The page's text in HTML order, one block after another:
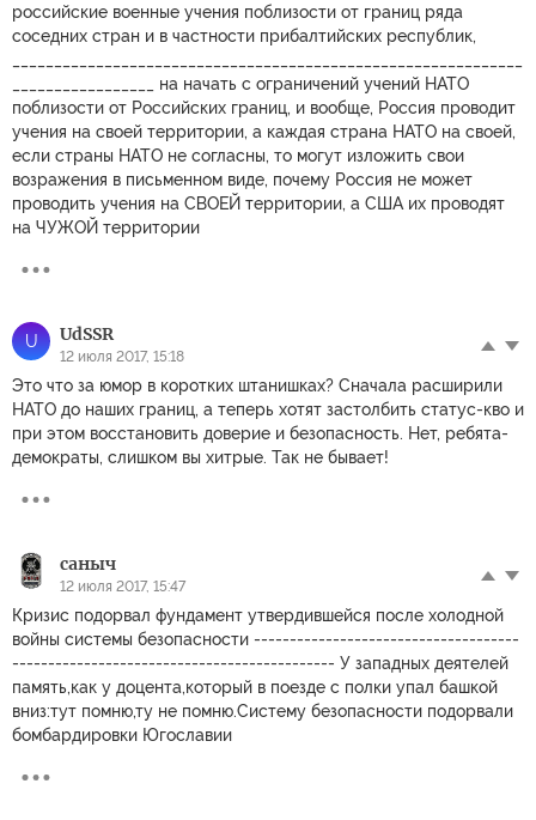
российские военные учения поблизости от границ ряда
соседних стран и в частности прибалтийских республик,
_________________ на начать с ограничений учений НАТО
поблизости от Российских границ, и вообще, Россия проводит
учения на своей территории, а каждая страна НАТО на своей,
если страны НАТО не согласны, то могут изложить свои
возражения в письменном виде, почему Россия не может
проводить учения на СВОЕЙ территории, а США их проводят
на ЧУЖОЙ территории
U UdSSR
12 июля 2017, 15:18
Это что за юмор в коротких штанишках? Сначала расширили
НАТО до наших границ, а теперь хотят застолбить статус-кво и
при этом восстановить доверие и безопасность. Нет, ребята-
демократы, слишком вы хитрые. Так не бывает!
саныч
12 июля 2017, 15:47
Кризис подорвал фундамент утвердившейся после холодной
войны системы безопасности -------------------------------------
--------------------------------------------- У западных деятелей
память,как у доцента,который в поезде с полки упал башкой
вниз:тут помню,ту не помню.Систему безопасности подорвали
бомбардировки Югославии